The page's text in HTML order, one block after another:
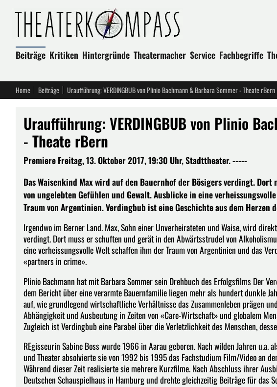
Beiträge Kritiken Hintergründe Theatermacher Service Fachbegriffe
Home Beiträge Uraufführung: VERDINGBUB von Plinio Bachmann & Barbara Sommer - Theate rBern
Uraufführung: VERDINGBUB von Plinio
- Theate rBern
Premiere Freitag, 13. Oktober 2017, 19:30 Uhr, Stadttheater. -----
Das Waisenkind Max wird auf den Bauernhof der Bösigers verdingt.
von ungelebten Gefühlen und Gewalt. Ausblicke in eine
Traum von Argentinien. Verdingbub ist eine Geschichte aus dem Herzen
Irgendwo im Berner Land. Max, Sohn einer Unverheirateten und Waise, wird
verdingt. Dort muss er schuften und gerät in den Abwärtsstrudel von
eine verheissungsvolle Welt schaffen ihm der Traum von Argentinien und das
«partners in crime».
Plinio Bachmann hat mit Barbara Sommer sein Drehbuch des Erfolgsfilms Der
dem Bericht über eine verarmte Bauernfamilie liegen mehr als hundert dunkle
auf, wie grundlegend wirtschaftliche Verhältnisse das Zusammenleben prägen
Abhängigkeit und Ausbeutung in Zeiten von «Care-Wirtschaft» und globalem
Zugleich ist Verdingbub eine Parabel über die Verletzlichkeit des Menschen,
REgisseurin Sabine Boss wurde 1966 in Aarau geboren. Nach wilden Jahren u.a.
und Theater absolvierte sie von 1992 bis 1995 das Fachstudium Film/Video an
Während dieser Zeit realisierte sie mehrere Kurzfilme. Nach Abschluss ihrer
Deutschen Schauspielhaus in Hamburg und drehte gleichzeitig Beiträge für das